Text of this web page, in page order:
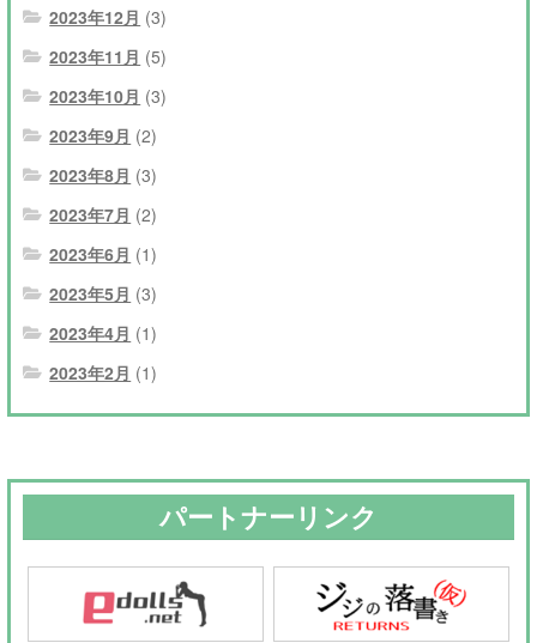
2023年12月 (3)
2023年11月 (5)
2023年10月 (3)
2023年9月 (2)
2023年8月 (3)
2023年7月 (2)
2023年6月 (1)
2023年5月 (3)
2023年4月 (1)
2023年2月 (1)
パートナーリンク